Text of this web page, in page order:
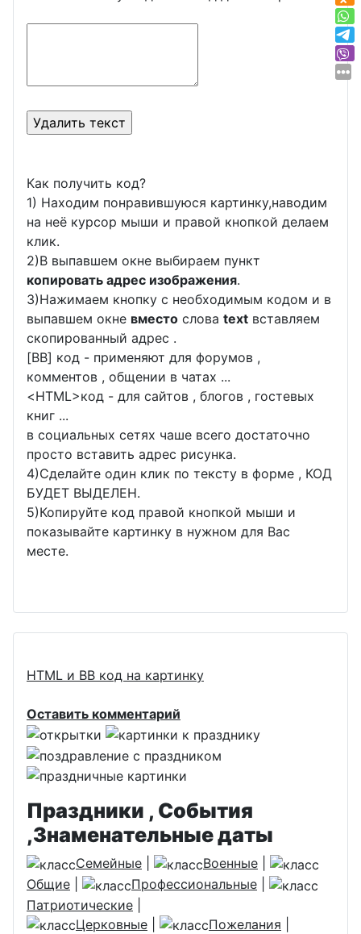
Как получить код?
1) Находим понравившуюся картинку,наводим
на неё курсор мыши и правой кнопкой делаем
клик.
2)В выпавшем окне выбираем пункт
копировать адрес изображения.
3)Нажимаем кнопку с необходимым кодом и в
выпавшем окне вместо слова text вставляем
скопированный адрес .
[BB] код - применяют для форумов ,
комментов , общении в чатах ...
<HTML>код - для сайтов , блогов , гостевых
книг ...
в социальных сетях чаше всего достаточно
просто вставить адрес рисунка.
4)Сделайте один клик по тексту в форме , КОД
БУДЕТ ВЫДЕЛЕН.
5)Копируйте код правой кнопкой мыши и
показывайте картинку в нужном для Вас
месте.
HTML и BB код на картинку
Оставить комментарий
Праздники , События
,Знаменательные даты
Семейные Военные
Общие
Профессиональные
Патриотические
Церковные
Пожелания